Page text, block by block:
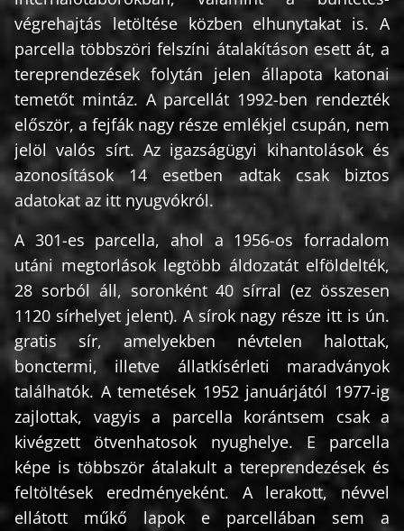
végrehajtás letöltése közben elhunytakat is. A
parcella többszöri felszíni átalakításon esett át, a
tereprendezések folytán jelen állapota katonai
temetőt mintáz. A parcellát 1992-ben rendezték
először, a fejfák nagy része emlékjel csupán, nem
jelöl valós sírt. Az igazságügyi kihantolások és
azonosítások 14 esetben adtak csak biztos
adatokat az itt nyugvókról.
A 301-es parcella, ahol a 1956-os forradalom
utáni megtorlások legtöbb áldozatát elföldelték,
28 sorból áll, soronként 40 sírral (ez összesen
1120 sírhelyet jelent). A sírok nagy része itt is ún.
gratis sír, amelyekben névtelen halottak,
bonctermi, illetve állatkísérleti maradványok
találhatók. A temetések 1952 januárjától 1977-ig
zajlottak, vagyis a parcella korántsem csak a
kivégzett ötvenhatosok nyughelye. E parcella
képe is többször átalakult a tereprendezések és
feltöltések eredményeként. A lerakott, névvel
ellátott műkő lapok e parcellában sem a